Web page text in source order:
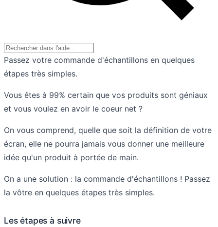
Passez votre commande d'échantillons en quelques
étapes très simples.
Vous êtes à 99% certain que vos produits sont géniaux
et vous voulez en avoir le coeur net ?
On vous comprend, quelle que soit la définition de votre
écran, elle ne pourra jamais vous donner une meilleure
idée qu'un produit à portée de main.
On a une solution : la commande d'échantillons ! Passez
la vôtre en quelques étapes très simples.
Les étapes à suivre